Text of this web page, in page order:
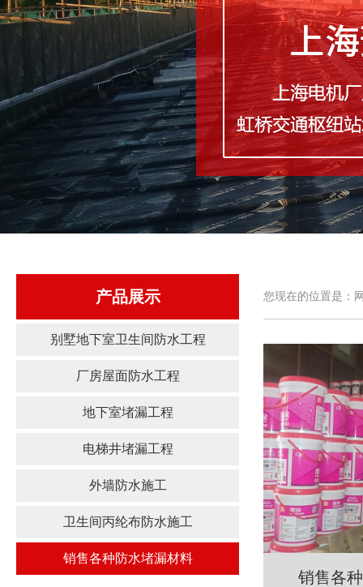
产品展示
别墅地下室卫生间防水工程
厂房屋面防水工程
地下室堵漏工程
电梯井堵漏工程
外墙防水施工
卫生间丙纶布防水施工
销售各种防水堵漏材料
您现在的位置是：
销售各